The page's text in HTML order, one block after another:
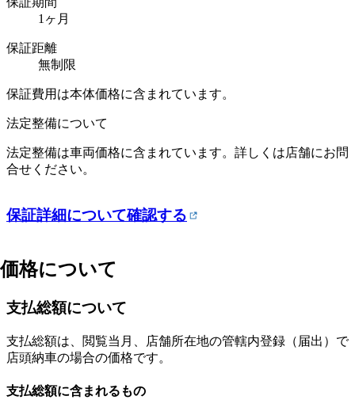
1 ヶ月
保証距離
無制限
保証費用は本体価格に含まれています。
法定整備について
法定整備は車両価格に含まれています。詳しくは店舗にお問
合せください。
保証詳細について確認する
価格について
支払総額について
支払総額は、閲覧当月、店舗所在地の管轄内登録（届出）で
店頭納車の場合の価格です。
支払総額に含まれるもの